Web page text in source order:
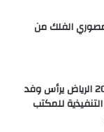
الفلك من
المفوّض العام لإكسبو 2030 الرياض يرأس وفد
للمكتب